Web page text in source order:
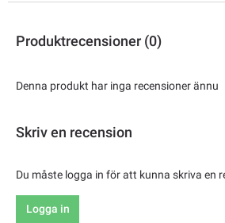
Produktrecensioner (0)
Denna produkt har inga recensioner ännu
Skriv en recension
Du måste logga in för att kunna skriva en
Logga in